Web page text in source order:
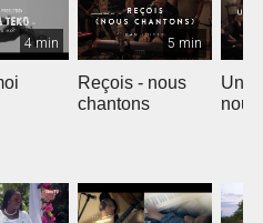
4 min 5 min
Reçois - nous
chantons
Un